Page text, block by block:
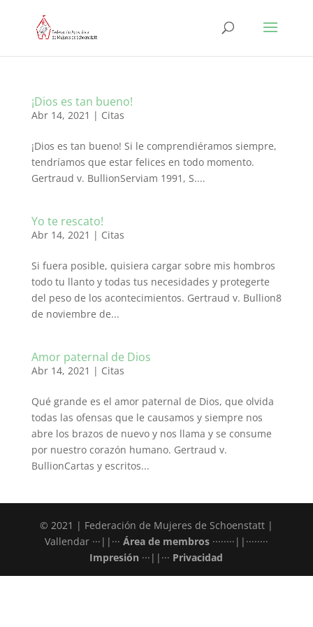
¡Dios es tan bueno!
Abr 14, 2021 | Citas
¡Dios es tan bueno! Si le comprendiéramos siempre,
tendríamos que estar felices en todo momento.
Gertraud v. BullionServiam 1991, S....
Yo te rescato!
Abr 14, 2021 | Citas
Si fuera posible, quisiera cargar sobre mis hombros
todo tu llanto y todas tus necesidades y protegerte
del peso de los acontecimientos. Gertraud v. Bullion8
de noviembre de...
Amor paternal de Dios
Abr 14, 2021 | Citas
Qué grande es el amor paternal de Dios, que olvida
todas las ofensas que le causamos y siempre nos
abre los brazos de nuevo y nos llama y se consume
por nuestro corazón humano. Gertraud v.
BullionCartas y escritos...
© 2021 | Federación de Mujeres de Schoenstatt |
Vallendar ···||··· Área de membros········||········
Impresión ···||··· Privacidad